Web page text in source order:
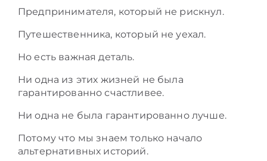
Предпринимателя, который не рискнул.
Путешественника, который не уехал.
Но есть важная деталь.
Ни одна из этих жизней не была
гарантированно счастливее.
Ни одна не была гарантированно лучше.
Потому что мы знаем только начало
альтернативных историй.